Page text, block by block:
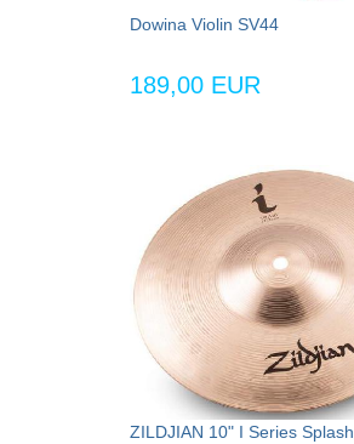
Dowina Violin SV44
189,00 EUR
ZILDJIAN 10" I Series Splash